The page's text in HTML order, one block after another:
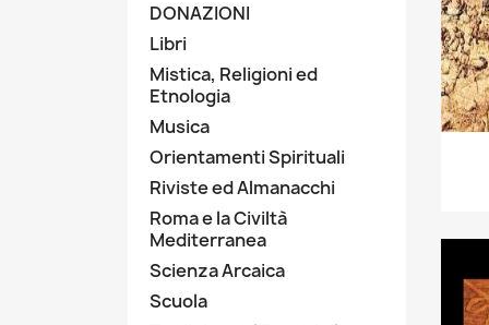
DONAZIONI
Libri
Mistica, Religioni ed
Etnologia
Musica
Orientamenti Spirituali
Riviste ed Almanacchi
Roma e la Civiltà
Mediterranea
Scienza Arcaica
Scuola